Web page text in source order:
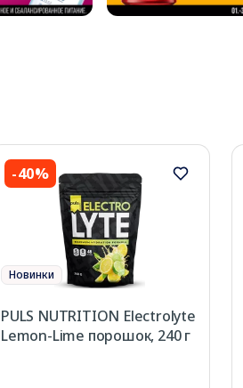
-40%
Новинки
PULS NUTRITION Electrolyte
Lemon-Lime порошок, 240 г